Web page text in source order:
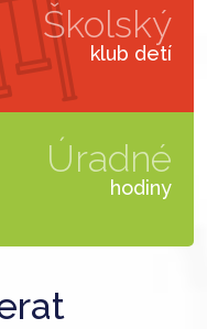
Školský
klub detí
Úradné
hodiny